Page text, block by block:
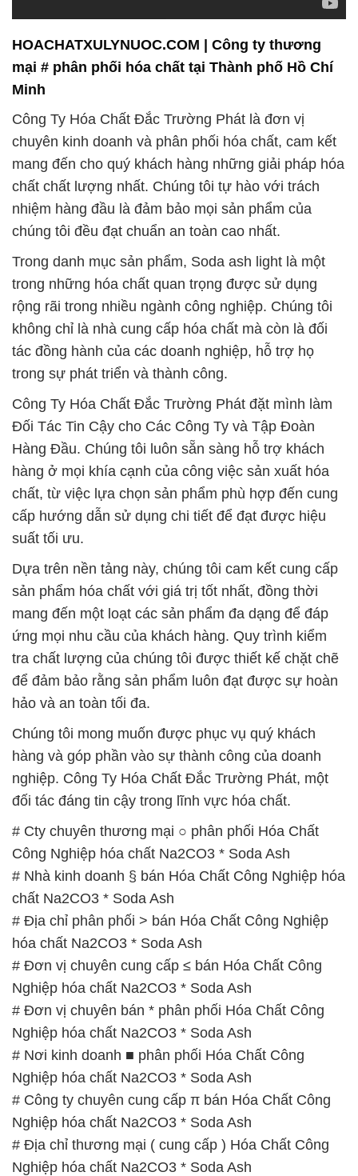
HOACHATXULYNUOC.COM | Công ty thương
mại # phân phối hóa chất tại Thành phố Hồ Chí
Minh
Công Ty Hóa Chất Đắc Trường Phát là đơn vị
chuyên kinh doanh và phân phối hóa chất, cam kết
mang đến cho quý khách hàng những giải pháp hóa
chất chất lượng nhất. Chúng tôi tự hào với trách
nhiệm hàng đầu là đảm bảo mọi sản phẩm của
chúng tôi đều đạt chuẩn an toàn cao nhất.
Trong danh mục sản phẩm, Soda ash light là một
trong những hóa chất quan trọng được sử dụng
rộng rãi trong nhiều ngành công nghiệp. Chúng tôi
không chỉ là nhà cung cấp hóa chất mà còn là đối
tác đồng hành của các doanh nghiệp, hỗ trợ họ
trong sự phát triển và thành công.
Công Ty Hóa Chất Đắc Trường Phát đặt mình làm
Đối Tác Tin Cậy cho Các Công Ty và Tập Đoàn
Hàng Đầu. Chúng tôi luôn sẵn sàng hỗ trợ khách
hàng ở mọi khía cạnh của công việc sản xuất hóa
chất, từ việc lựa chọn sản phẩm phù hợp đến cung
cấp hướng dẫn sử dụng chi tiết để đạt được hiệu
suất tối ưu.
Dựa trên nền tảng này, chúng tôi cam kết cung cấp
sản phẩm hóa chất với giá trị tốt nhất, đồng thời
mang đến một loạt các sản phẩm đa dạng để đáp
ứng mọi nhu cầu của khách hàng. Quy trình kiểm
tra chất lượng của chúng tôi được thiết kế chặt chẽ
để đảm bảo rằng sản phẩm luôn đạt được sự hoàn
hảo và an toàn tối đa.
Chúng tôi mong muốn được phục vụ quý khách
hàng và góp phần vào sự thành công của doanh
nghiệp. Công Ty Hóa Chất Đắc Trường Phát, một
đối tác đáng tin cậy trong lĩnh vực hóa chất.
# Cty chuyên thương mại ○ phân phối Hóa Chất
Công Nghiệp hóa chất Na2CO3 * Soda Ash
# Nhà kinh doanh § bán Hóa Chất Công Nghiệp hóa
chất Na2CO3 * Soda Ash
# Địa chỉ phân phối > bán Hóa Chất Công Nghiệp
hóa chất Na2CO3 * Soda Ash
# Đơn vị chuyên cung cấp ≤ bán Hóa Chất Công
Nghiệp hóa chất Na2CO3 * Soda Ash
# Đơn vị chuyên bán * phân phối Hóa Chất Công
Nghiệp hóa chất Na2CO3 * Soda Ash
# Nơi kinh doanh ■ phân phối Hóa Chất Công
Nghiệp hóa chất Na2CO3 * Soda Ash
# Công ty chuyên cung cấp π bán Hóa Chất Công
Nghiệp hóa chất Na2CO3 * Soda Ash
# Địa chỉ thương mại ( cung cấp ) Hóa Chất Công
Nghiệp hóa chất Na2CO3 * Soda Ash